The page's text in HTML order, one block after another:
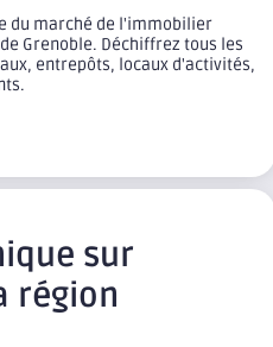
du marché de l'immobilier
Grenoble. Déchiffrez tous les
entrepôts, locaux d'activités,
sur
région